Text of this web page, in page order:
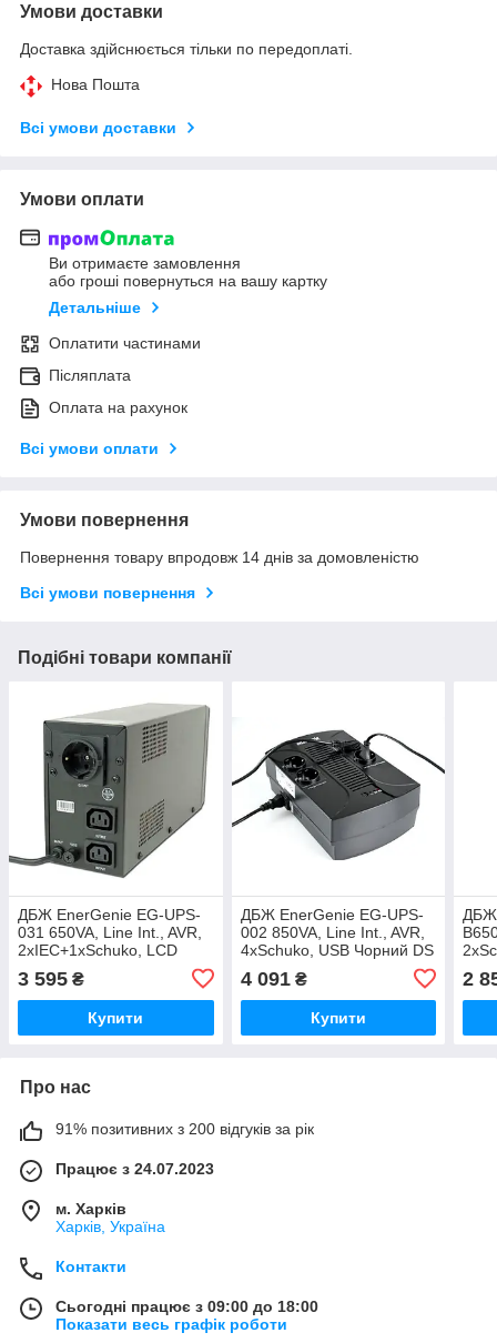
Умови доставки
Доставка здійснюється тільки по передоплаті.
Нова Пошта
Всі умови доставки
Умови оплати
Ви отримаєте замовлення
або гроші повернуться на вашу картку
Детальніше
Оплатити частинами
Післяплата
Оплата на рахунок
Всі умови оплати
Умови повернення
Повернення товару впродовж 14 днів за домовленістю
Всі умови повернення
Подібні товари компанії
ДБЖ EnerGenie EG-UPS-
031 650VA, Line Int., AVR,
2xIEC+1xSchuko, LCD
3 595 ₴
Купити
ДБЖ EnerGenie EG-UPS-
002 850VA, Line Int., AVR,
4xSchuko, USB Чорний DS
4 091₴
Купити
ДБЖ
2
Про нас
91% позитивних з 200 відгуків за рік
Працює з 24.07.2023
м. Харків
Харків, Україна
Контакти
Сьогодні працює з 09:00 до 18:00
Показати весь графік роботи